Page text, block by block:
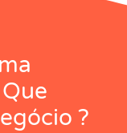
?